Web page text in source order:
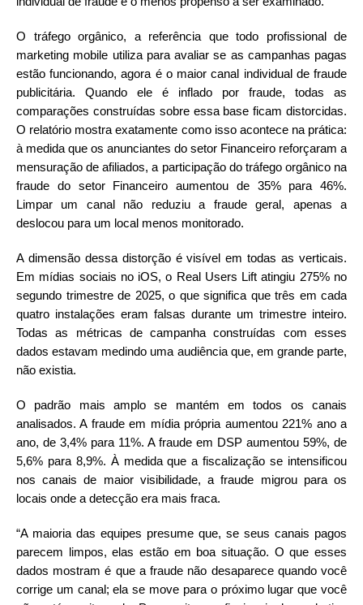
O tráfego orgânico, a referência que todo profissional de
marketing mobile utiliza para avaliar se as campanhas pagas
estão funcionando, agora é o maior canal individual de fraude
publicitária. Quando ele é inflado por fraude, todas as
comparações construídas sobre essa base ficam distorcidas.
O relatório mostra exatamente como isso acontece na prática:
à medida que os anunciantes do setor Financeiro reforçaram a
mensuração de afiliados, a participação do tráfego orgânico na
fraude do setor Financeiro aumentou de 35% para 46%.
Limpar um canal não reduziu a fraude geral, apenas a
deslocou para um local menos monitorado.
A dimensão dessa distorção é visível em todas as verticais.
Em mídias sociais no iOS, o Real Users Lift atingiu 275% no
segundo trimestre de 2025, o que significa que três em cada
quatro instalações eram falsas durante um trimestre inteiro.
Todas as métricas de campanha construídas com esses
dados estavam medindo uma audiência que, em grande parte,
não existia.
O padrão mais amplo se mantém em todos os canais
analisados. A fraude em mídia própria aumentou 221% ano a
ano, de 3,4% para 11%. A fraude em DSP aumentou 59%, de
5,6% para 8,9%. À medida que a fiscalização se intensificou
nos canais de maior visibilidade, a fraude migrou para os
locais onde a detecção era mais fraca.
“A maioria das equipes presume que, se seus canais pagos
parecem limpos, elas estão em boa situação. O que esses
dados mostram é que a fraude não desaparece quando você
corrige um canal; ela se move para o próximo lugar que você